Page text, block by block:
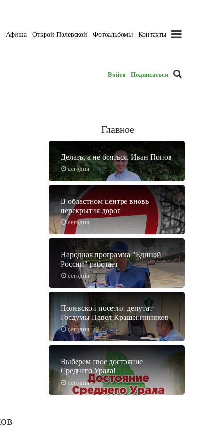
Афиша Открой Полевской Фотоальбомы Контакты
Войти Подписаться
Главное
сегодня
Делать, а не бояться. Иван Попов
сегодня
В областном центре вновь
перекрытия дорог
сегодня
Народная программа "Единой
России" работает
сегодня
Полевской посетил депутат
Госдумы Павел Крашенинников
сегодня
Выберем свое достояние
Среднего Урала!